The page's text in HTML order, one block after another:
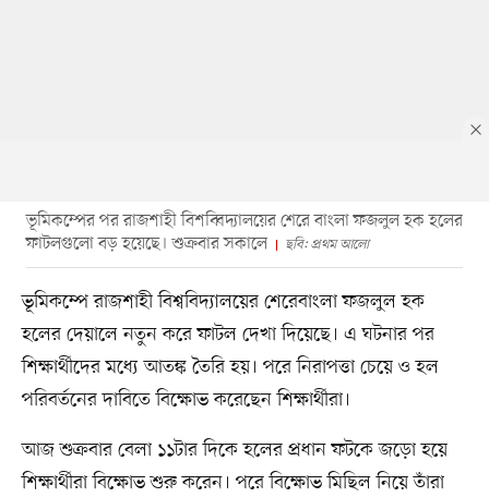
ভূমিকম্পের পর রাজশাহী বিশব্বিদ্যালয়ের শেরে বাংলা ফজলুল হক হলের
ফাটলগুলো বড় হয়েছে। শুক্রবার সকালে
ছবি: প্রথম আলো
ভূমিকম্পে রাজশাহী বিশ্ববিদ্যালয়ের শেরেবাংলা ফজলুল হক
হলের দেয়ালে নতুন করে ফাটল দেখা দিয়েছে। এ ঘটনার পর
শিক্ষার্থীদের মধ্যে আতঙ্ক তৈরি হয়। পরে নিরাপত্তা চেয়ে ও হল
পরিবর্তনের দাবিতে বিক্ষোভ করেছেন শিক্ষার্থীরা।
আজ শুক্রবার বেলা ১১টার দিকে হলের প্রধান ফটকে জড়ো হয়ে
শিক্ষার্থীরা বিক্ষোভ শুরু করেন। পরে বিক্ষোভ মিছিল নিয়ে তাঁরা